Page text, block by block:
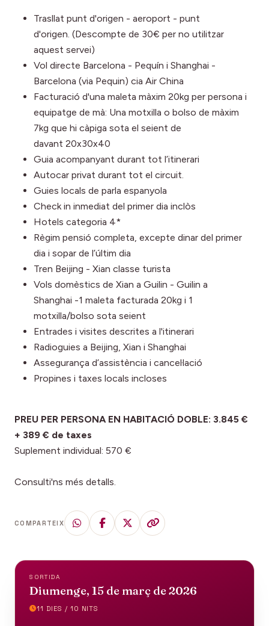
Trasllat punt d'origen - aeroport - punt
d'origen. (Descompte de 30€ per no utilitzar
aquest servei)
Vol directe Barcelona - Pequín i Shanghai -
Barcelona (via Pequin) cia Air China
Facturació d'una maleta màxim 20kg per persona i
equipatge de mà: Una motxilla o bolso de màxim
7kg que hi càpiga sota el seient de
davant 20x30x40
Guia acompanyant durant tot l’itinerari
Autocar privat durant tot el circuit.
Guies locals de parla espanyola
Check in inmediat del primer dia inclòs
Hotels categoria 4*
Règim pensió completa, excepte dinar del primer
dia i sopar de l’últim dia
Tren Beijing - Xian classe turista
Vols domèstics de Xian a Guilin - Guilin a
Shanghai -1 maleta facturada 20kg i 1
motxilla/bolso sota seient
Entrades i visites descrites a l'itinerari
Radioguies a Beijing, Xian i Shanghai
Assegurança d’assistència i cancel·lació
Propines i taxes locals incloses
PREU PER PERSONA EN HABITACIÓ DOBLE: 3.845 €
+ 389 € de taxes
Suplement individual: 570 €
Consulti'ns més detalls.
COMPARTEIX
SORTIDA
Diumenge, 15 de març de 2026
11 DIES / 10 NITS